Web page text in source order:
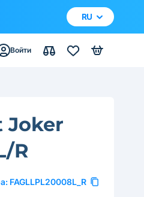
RU
Войти
Joker
R
FAGLLPL20008L_R